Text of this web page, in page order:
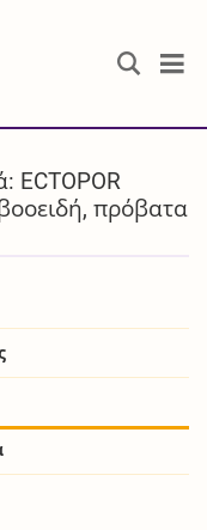
ECTOPOR
πρόβατα